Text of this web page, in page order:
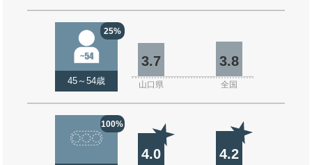
25%
45～54歳
3.7 3.8
山口県 全国
100%
4.0 4.2